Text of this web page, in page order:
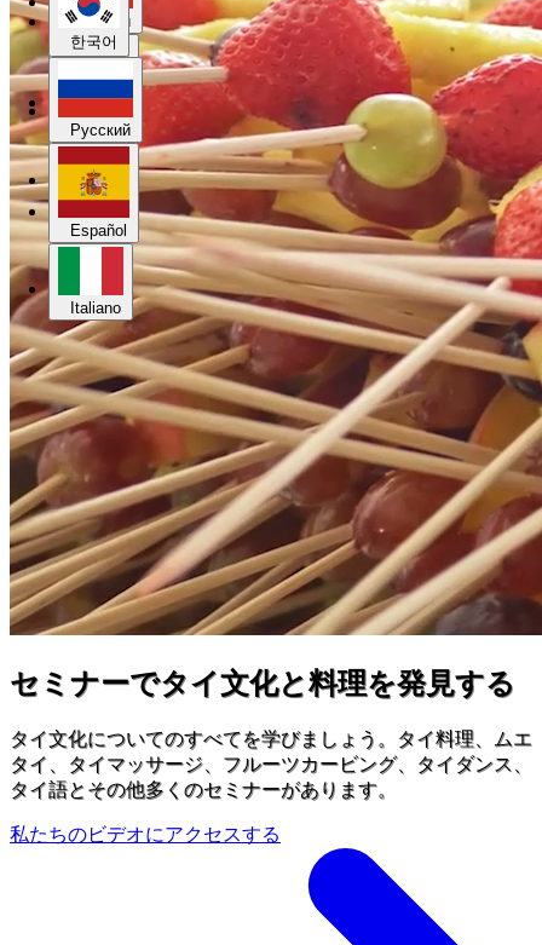
Русский
Español
Italiano
한국어
Русский
Español
Italiano
セミナーでタイ文化と料理を発見する
タイ文化についてのすべてを学びましょう。タイ料理、ムエ
タイ、タイマッサージ、フルーツカービング、タイダンス、
タイ語とその他多くのセミナーがあります。
私たちのビデオにアクセスする